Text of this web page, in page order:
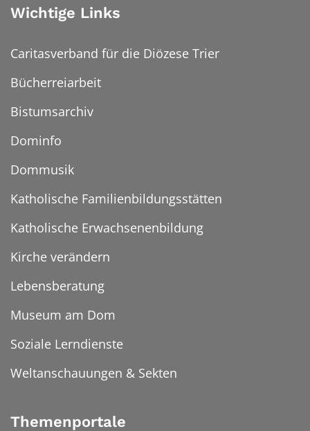
Wichtige Links
Caritasverband für die Diözese Trier
Bücherreiarbeit
Bistumsarchiv
Dominfo
Dommusik
Katholische Familienbildungsstätten
Katholische Erwachsenenbildung
Kirche verändern
Lebensberatung
Museum am Dom
Soziale Lerndienste
Weltanschauungen & Sekten
Themenportale